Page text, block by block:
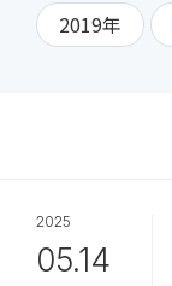
2019年
2025
05.14